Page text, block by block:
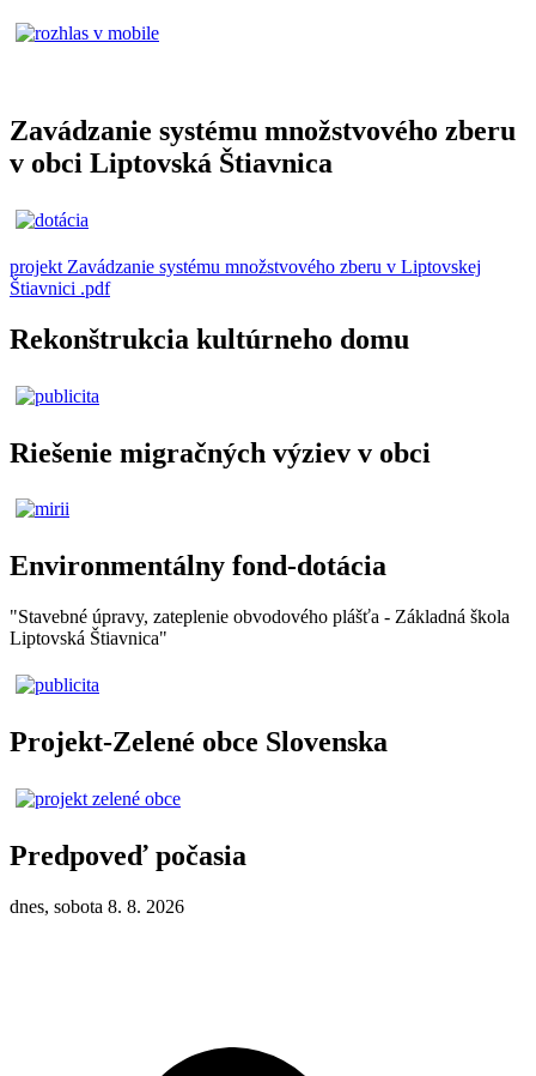
Zavádzanie systému množstvového zberu
v obci Liptovská Štiavnica
projekt Zavádzanie systému množstvového zberu v Liptovskej
Štiavnici .pdf
Rekonštrukcia kultúrneho domu
Riešenie migračných výziev v obci
Environmentálny fond-dotácia
"Stavebné úpravy, zateplenie obvodového plášťa - Základná škola
Liptovská Štiavnica"
Projekt-Zelené obce Slovenska
Predpoveď počasia
dnes, sobota 8. 8. 2026